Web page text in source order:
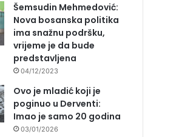
Šemsudin Mehmedović:
Nova bosanska politika
ima snažnu podršku,
vrijeme je da bude
predstavljena
04/12/2023
Ovo je mladić koji je
poginuo u Derventi:
Imao je samo 20 godina
03/01/2026